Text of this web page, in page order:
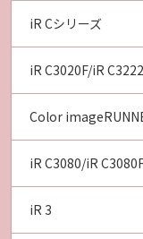
iR Cシリーズ
iR C3020F/iR
Color
iR C3080/iR
iR 3